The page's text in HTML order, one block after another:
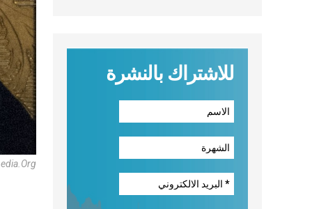
للاشتراك بالنشرة